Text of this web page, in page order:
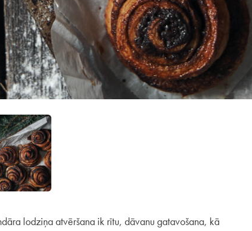
lodziņa atvēršana ik rītu, dāvanu gatavošana, kā